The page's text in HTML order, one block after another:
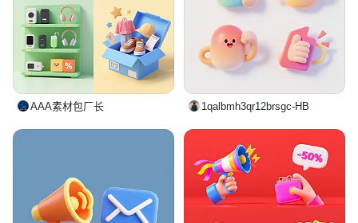
AAA素材包厂长 1qalbmh3qr12brsgc-HB